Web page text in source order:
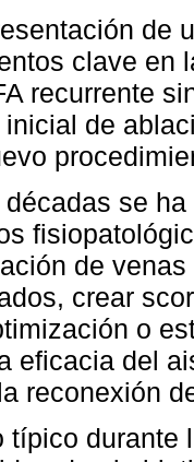
de
clave en
recurrente
de
se
de
crear
o
eficacia del
reconexión
típico durante